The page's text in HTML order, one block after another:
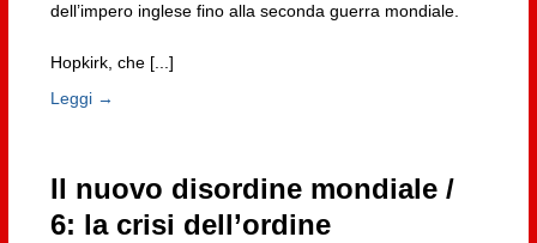
dell’impero inglese fino alla seconda guerra mondiale.
Hopkirk, che [...]
Leggi →
Il nuovo disordine mondiale /
6: la crisi dell’ordine